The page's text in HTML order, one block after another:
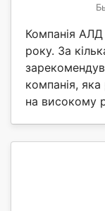
Компанія
року. За
компанія, яка
на високому